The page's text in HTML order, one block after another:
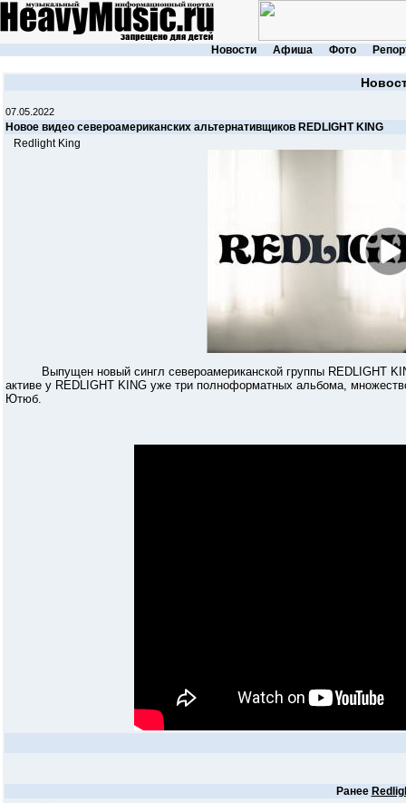
Новости Афиша Фото
07.05.2022
Новое видео североамериканских альтернативщиков REDLIGHT KING
Redlight King
Выпущен новый сингл североамериканской группы REDLIGHT
активе у REDLIGHT KING уже три полноформатных альбома,
Ютюб.
Ранее